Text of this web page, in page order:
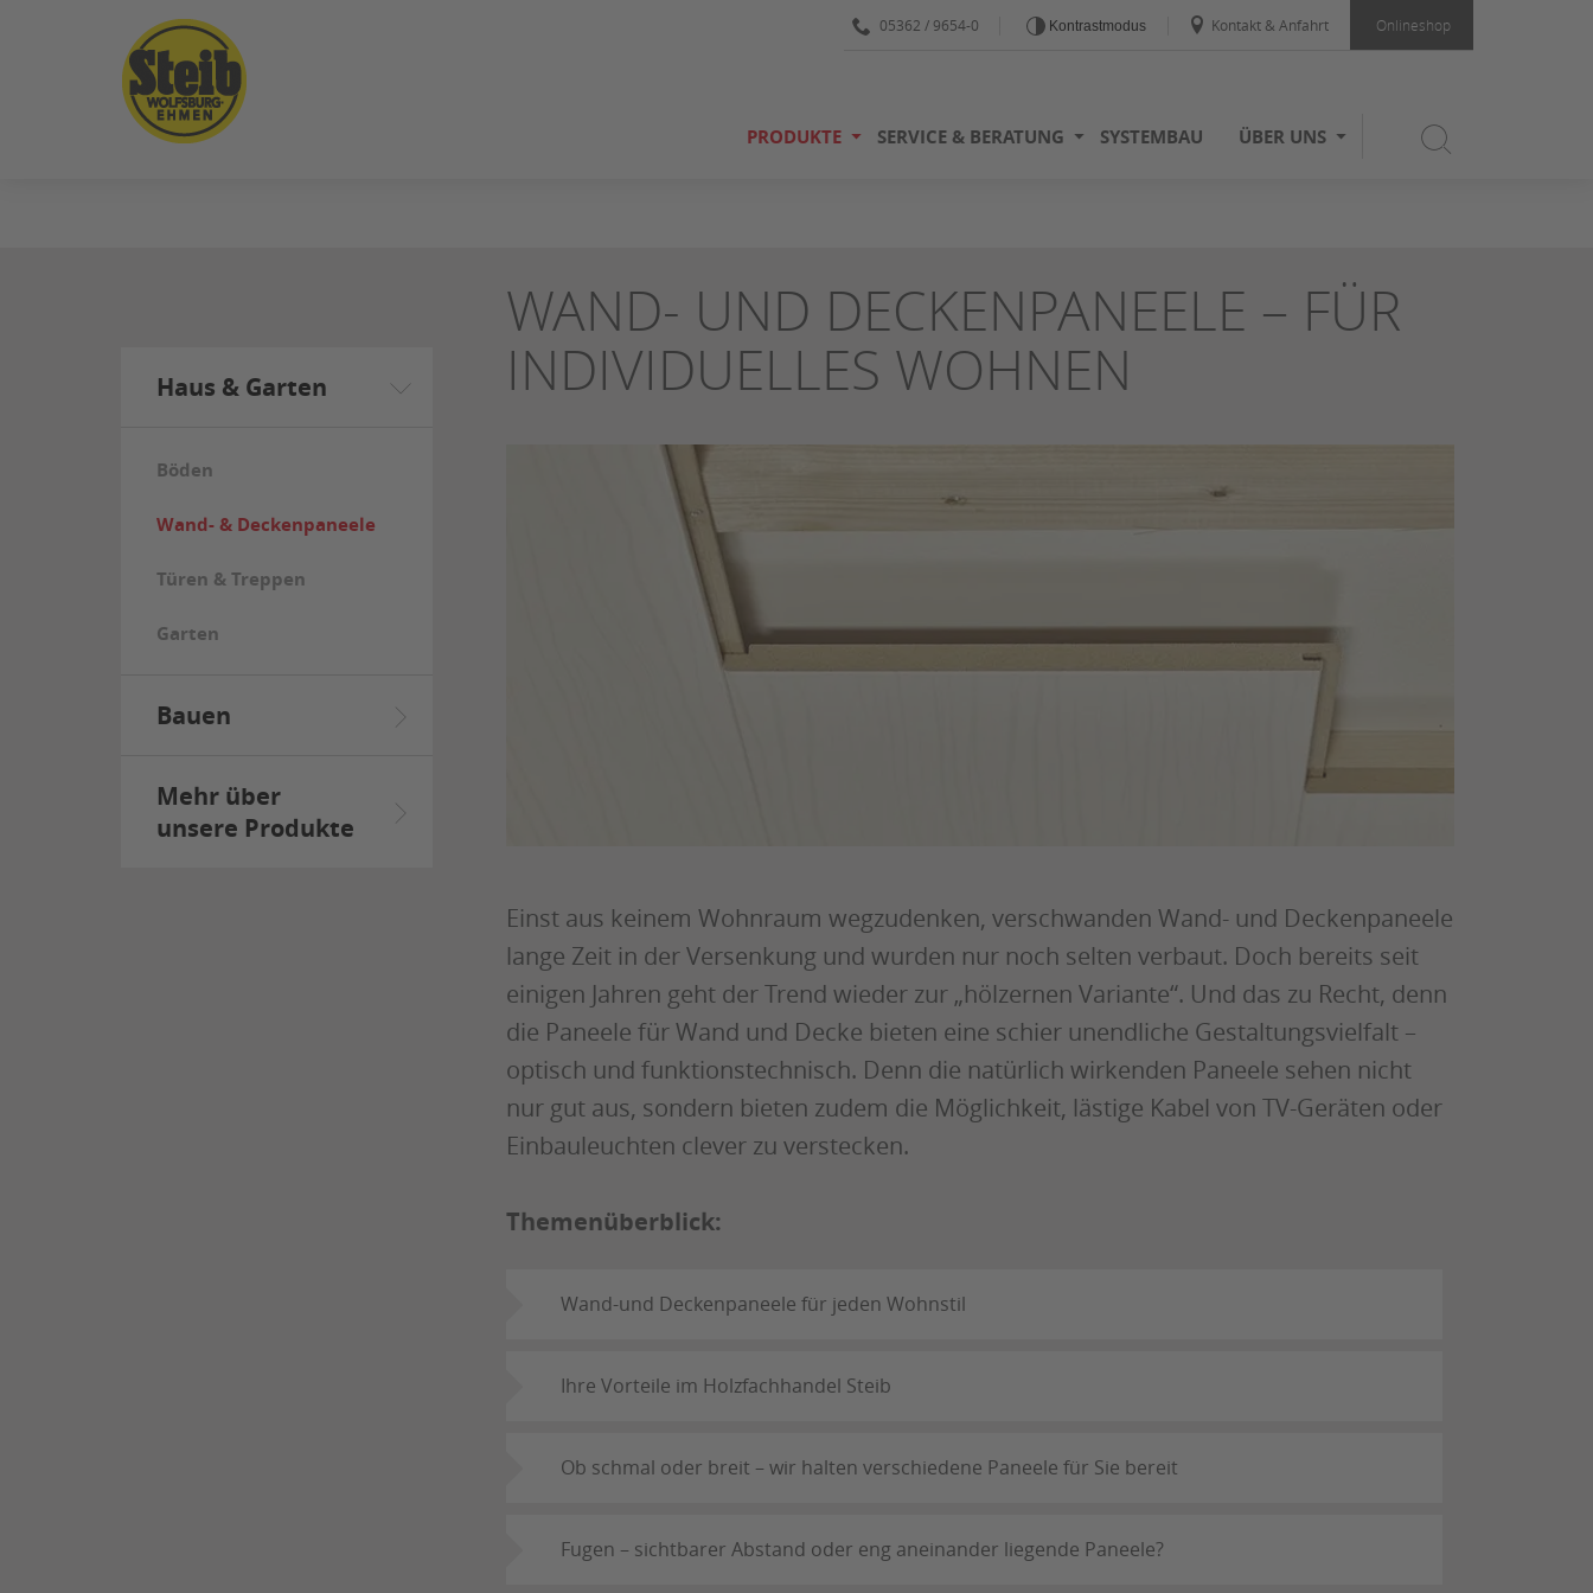
05362 / 9654-0 Kontrastmodus Kontakt & Anfahrt Onlineshop
PRODUKTE SERVICE & BERATUNG SYSTEMBAU ÜBER UNS
Haus & Garten
Böden
Wand- & Deckenpaneele
Türen & Treppen
Garten
Bauen
Mehr über
unsere Produkte
WAND- UND DECKENPANEELE – FÜR
INDIVIDUELLES WOHNEN
Einst aus keinem Wohnraum wegzudenken, verschwanden Wand- und Deckenpaneele
lange Zeit in der Versenkung und wurden nur noch selten verbaut. Doch bereits seit
einigen Jahren geht der Trend wieder zur „hölzernen Variante“. Und das zu Recht, denn
die Paneele für Wand und Decke bieten eine schier unendliche Gestaltungsvielfalt –
optisch und funktionstechnisch. Denn die natürlich wirkenden Paneele sehen nicht
nur gut aus, sondern bieten zudem die Möglichkeit, lästige Kabel von TV-Geräten oder
Einbauleuchten clever zu verstecken.
Themenüberblick:
Wand-und Deckenpaneele für jeden Wohnstil
Ihre Vorteile im Holzfachhandel Steib
Ob schmal oder breit – wir halten verschiedene Paneele für Sie bereit
Fugen – sichtbarer Abstand oder eng aneinander liegende Paneele?